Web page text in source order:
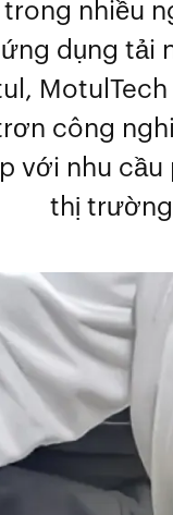
nhiều
dụng tải
công
với nhu cầu
thị trường